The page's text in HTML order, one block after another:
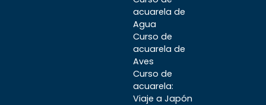
acuarela de
Agua
Curso de
acuarela de
Aves
Curso de
acuarela:
Viaje a Japón